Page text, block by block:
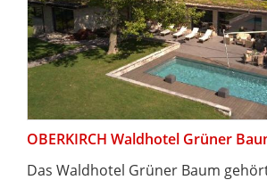
OBERKIRCH Waldhotel Grüner
Das Waldhotel Grüner Baum